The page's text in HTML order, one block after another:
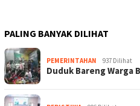
PALING BANYAK DILIHAT
PEMERINTAHAN 937 Dilihat
Duduk Bareng Warga